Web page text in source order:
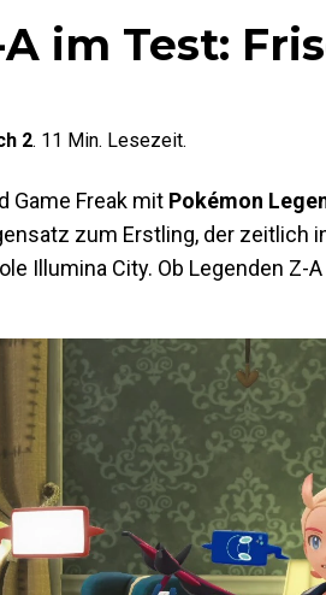
im Test:
2. 11 Min. Lesezeit.
Game Freak mit Pokémon
zum Erstling, der zeitlich
Illumina City. Ob Legenden Z-